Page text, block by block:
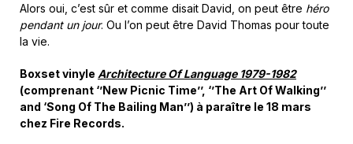
Alors oui, c’est sûr et comme disait David, on peut être héro
pendant un jour. Ou l’on peut être David Thomas pour toute
la vie.
Boxset vinyle Architecture Of Language 1979-1982
(comprenant ‘’New Picnic Time’’, ‘’The Art Of Walking’’
and ‘Song Of The Bailing Man’’) à paraître le 18 mars
chez Fire Records.